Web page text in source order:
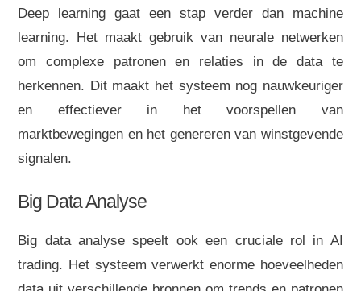
Deep learning gaat een stap verder dan machine
learning. Het maakt gebruik van neurale netwerken
om complexe patronen en relaties in de data te
herkennen. Dit maakt het systeem nog nauwkeuriger
en effectiever in het voorspellen van
marktbewegingen en het genereren van winstgevende
signalen.
Big Data Analyse
Big data analyse speelt ook een cruciale rol in AI
trading. Het systeem verwerkt enorme hoeveelheden